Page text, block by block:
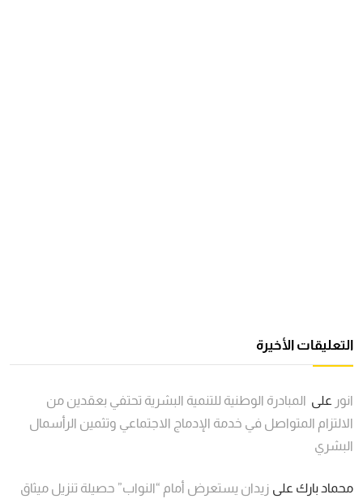
التعليقات الأخيرة
انور على المبادرة الوطنية للتنمية البشرية تحتفي بعقدين من
الالتزام المتواصل في خدمة الإدماج الاجتماعي وتثمين الرأسمال
البشري
محماد بارك على زيدان يستعرض أمام “النواب” حصيلة تنزيل ميثاق